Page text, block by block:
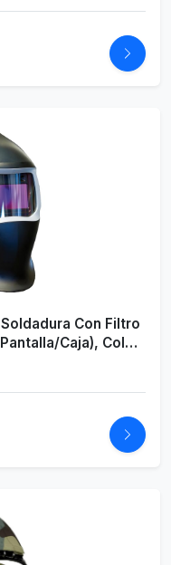
Con Filtro
Caja), Color